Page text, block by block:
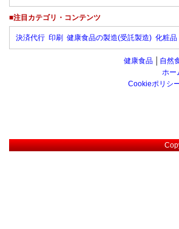
■注目カテゴリ・コンテンツ
決済代行 印刷 健康食品の製造(受託製造) 化粧品
健康食品 自然
ホー
Cookieポリシ